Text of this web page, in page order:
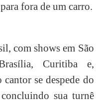
fora de um carro.
com shows em São
Curitiba e,
se despede do
sua turnê